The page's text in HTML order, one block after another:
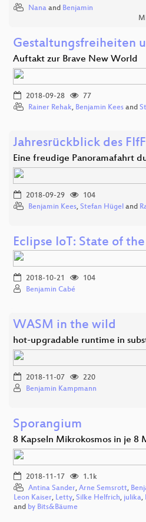
Nana and Benjamin
Gestaltungsfreiheiten
Auftakt zur Brave New World
2018-09-28
77
Rainer Rehak, Benjamin Kees and
Jahresrückblick des
Eine freudige Panoramafahrt
2018-09-29
104
Benjamin Kees, Stefan Hügel and
Eclipse IoT: State of
2018-10-21
104
Benjamin Cabé
WASM in the wild
hot-upgradable runtime in
2018-11-07
220
Benjamin Kampmann
Sporangium
8 Kapseln Mikrokosmos in je 8
2018-11-17
1.1k
Antina Sander, Arne Semsrott,
Leon Kaiser, Letty, Silke Helfrich, julika,
and by Bits&Bäume